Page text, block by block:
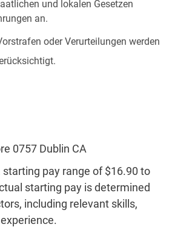
und lokalen Gesetzen
an.
oder Verurteilungen werden
0757 Dublin CA
pay range of $16.90 to
starting pay is determined
including relevant skills,